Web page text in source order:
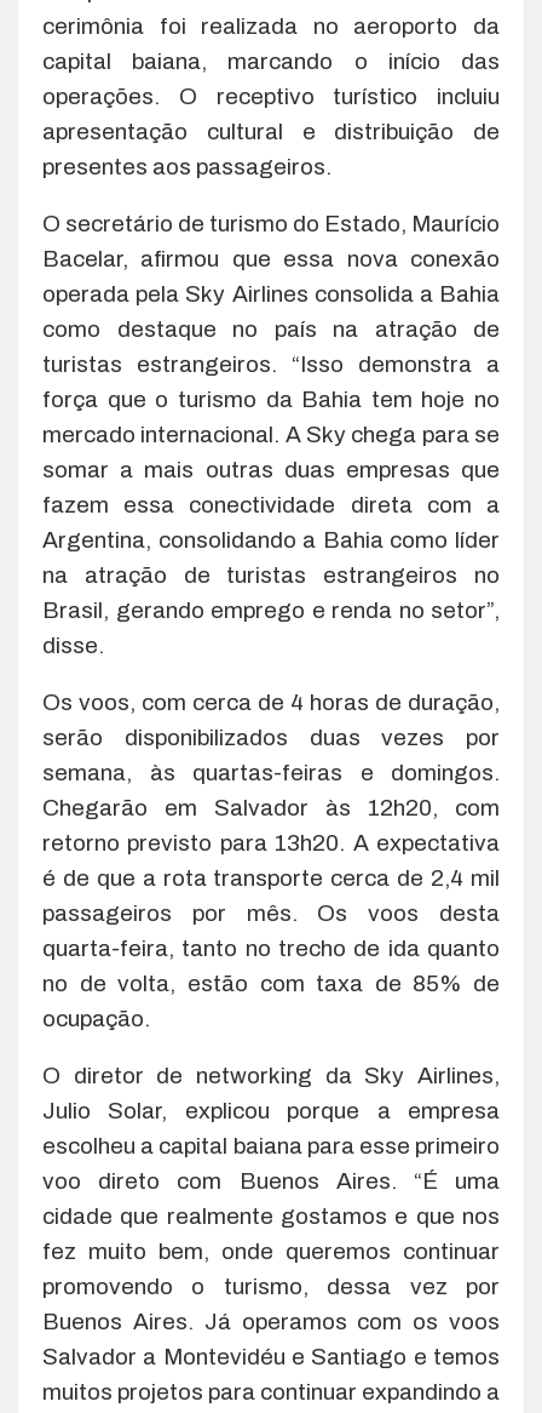
cerimônia foi realizada no aeroporto da
capital baiana, marcando o início das
operações. O receptivo turístico incluiu
apresentação cultural e distribuição de
presentes aos passageiros.
O secretário de turismo do Estado, Maurício
Bacelar, afirmou que essa nova conexão
operada pela Sky Airlines consolida a Bahia
como destaque no país na atração de
turistas estrangeiros. “Isso demonstra a
força que o turismo da Bahia tem hoje no
mercado internacional. A Sky chega para se
somar a mais outras duas empresas que
fazem essa conectividade direta com a
Argentina, consolidando a Bahia como líder
na atração de turistas estrangeiros no
Brasil, gerando emprego e renda no setor”,
disse.
Os voos, com cerca de 4 horas de duração,
serão disponibilizados duas vezes por
semana, às quartas-feiras e domingos.
Chegarão em Salvador às 12h20, com
retorno previsto para 13h20. A expectativa
é de que a rota transporte cerca de 2,4 mil
passageiros por mês. Os voos desta
quarta-feira, tanto no trecho de ida quanto
no de volta, estão com taxa de 85% de
ocupação.
O diretor de networking da Sky Airlines,
Julio Solar, explicou porque a empresa
escolheu a capital baiana para esse primeiro
voo direto com Buenos Aires. “É uma
cidade que realmente gostamos e que nos
fez muito bem, onde queremos continuar
promovendo o turismo, dessa vez por
Buenos Aires. Já operamos com os voos
Salvador a Montevidéu e Santiago e temos
muitos projetos para continuar expandindo a